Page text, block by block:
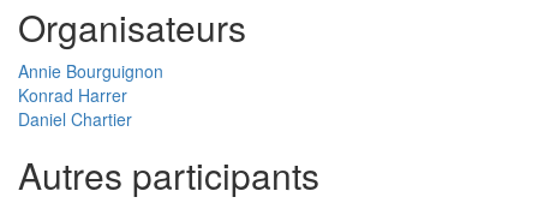
Organisateurs
Annie Bourguignon
Konrad Harrer
Daniel Chartier
Autres participants